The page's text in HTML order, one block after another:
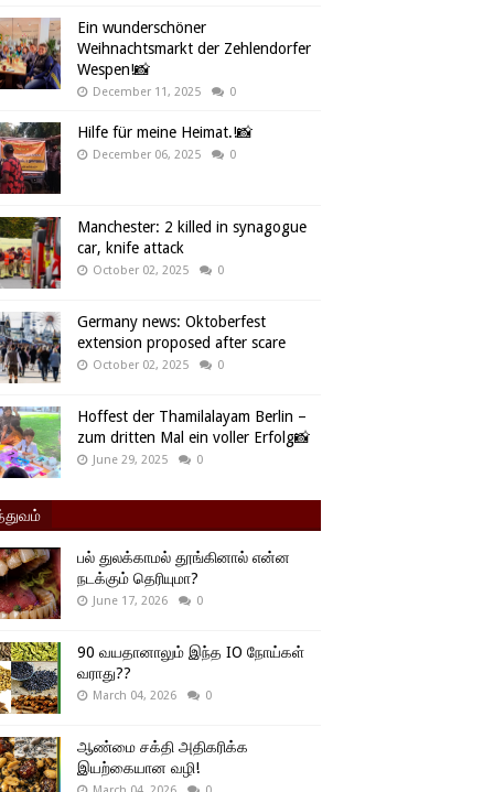
Ein wunderschöner
Weihnachtsmarkt der Zehlendorfer
Wespen!📸
December 11, 2025 0
Hilfe für meine Heimat.!📸
December 06, 2025 0
Manchester: 2 killed in synagogue
car, knife attack
October 02, 2025 0
Germany news: Oktoberfest
extension proposed after scare
October 02, 2025 0
Hoffest der Thamilalayam Berlin –
zum dritten Mal ein voller Erfolg📸
June 29, 2025 0
பல் துலக்காமல் தூங்கினால் என்ன
நடக்கும் தெரியுமா?
June 17, 2026 0
90 வயதானாலும் இந்த IO நோய்கள்
வராது??
March 04, 2026 0
ஆண்மை சக்தி அதிகரிக்க
இயற்கையான வழி!